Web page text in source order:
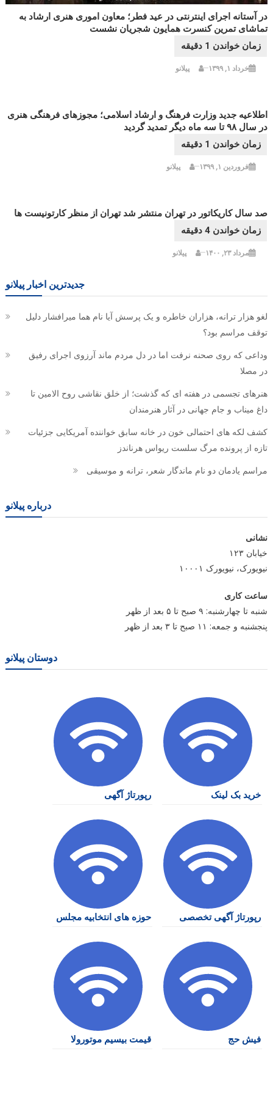
در آستانه اجرای اینترنتی در عید فطر؛ معاون اموری هنری ارشاد به
تماشای تمرین کنسرت همایون شجریان نشست
خرداد ۱, ۱۳۹۹ پیلانو
اطلاعیه جدید وزارت فرهنگ و ارشاد اسلامی؛ مجوزهای فرهنگی هنری
در سال ۹۸ تا سه ماه دیگر تمدید گردید
فروردین ۱, ۱۳۹۹ پیلانو
صد سال کاریکاتور در تهران منتشر شد تهران از منظر کارتونیست ها
مرداد ۲۳, ۱۴۰۰ پیلانو
جدیدترین اخبار پیلانو
لغو هزار ترانه، هزاران خاطره و یک پرسش آیا نام هما میرافشار دلیل
توقف مراسم بود؟
وداعی که روی صحنه نرفت اما در دل مردم ماند آرزوی اجرای رفیق
در مصلا
هنرهای تجسمی در هفته ای که گذشت؛ از خلق نقاشی روح الامین تا
داغ میناب و جام جهانی در آثار هنرمندان
کشف لکه های احتمالی خون در خانه سابق خواننده آمریکایی جزئیات
تازه از پرونده مرگ سلست ریواس هرناندز
مراسم یادمان دو نام ماندگار شعر، ترانه و موسیقی
درباره پیلانو
نشانی
خیابان ۱۲۳
نیویورک، نیویورک ۱۰۰۰۱
ساعت کاری
شنبه تا چهارشنبه: ۹ صبح تا ۵ بعد از ظهر
پنجشنبه و جمعه: ۱۱ صبح تا ۳ بعد از ظهر
دوستان پیلانو
خرید بک لینک رپورتاژ آگهی
رپورتاژ آگهی تخصصی حوزه های انتخابیه مجلس
فیش حج قیمت بیسیم موتورولا